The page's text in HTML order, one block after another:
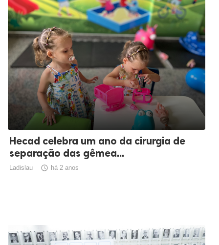
Hecad celebra um ano da cirurgia de
separação das gêmea...
Ladislau  há 2 anos